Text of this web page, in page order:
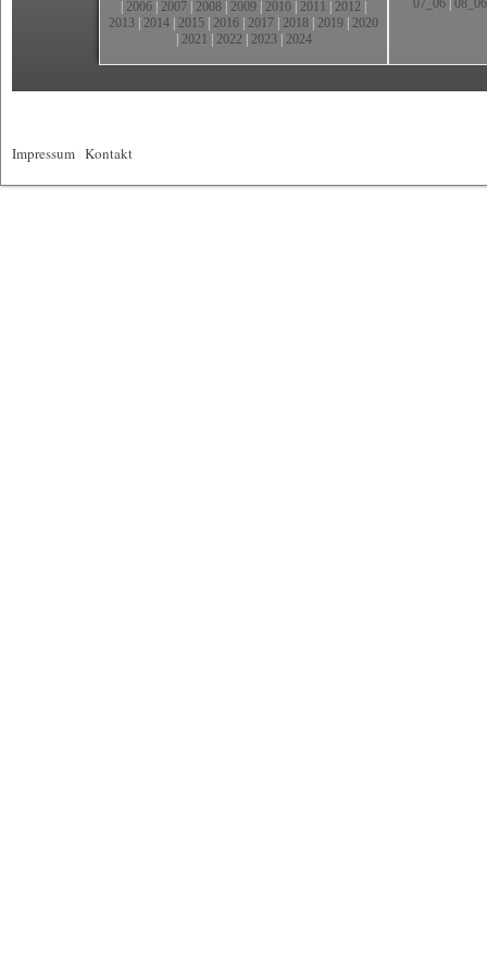
2006 2007 2008 2009 2010 2011 2012
2013 2014 2015 2016 2017 2018 2019 2020
2021 2022 2023| 2024
07_06 08_06
Impressum Kontakt